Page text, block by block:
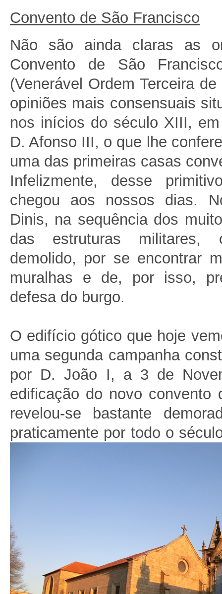
Convento de São Francisco
Não são ainda claras as
Convento de São
(Venerável Ordem Terceira
opiniões mais consensuais
nos inícios do século XIII,
D. Afonso III, o que lhe
uma das primeiras casas
Infelizmente, desse
chegou aos nossos dias.
Dinis, na sequência dos
das estruturas
demolido, por se encontrar
muralhas e de, por isso,
defesa do burgo.
O edifício gótico que hoje
uma segunda campanha
por D. João I, a 3 de
edificação do novo convento
revelou-se bastante
praticamente por todo o